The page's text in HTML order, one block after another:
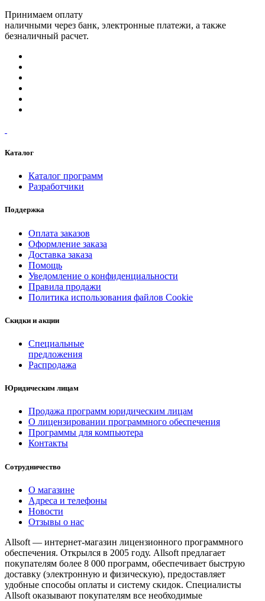
Принимаем оплату
наличными через банк, электронные платежи, а также
безналичный расчет.
Каталог
Каталог программ
Разработчики
Поддержка
Оплата заказов
Оформление заказа
Доставка заказа
Помощь
Уведомление о конфиденциальности
Правила продажи
Политика использования файлов Cookie
Скидки и акции
Специальные
предложения
Распродажа
Юридическим лицам
Продажа программ юридическим лицам
О лицензировании программного обеспечения
Программы для компьютера
Контакты
Сотрудничество
О магазине
Адреса и телефоны
Новости
Отзывы о нас
Allsoft — интернет-магазин лицензионного программного
обеспечения. Открылся в 2005 году. Allsoft предлагает
покупателям более 8 000 программ, обеспечивает быструю
доставку (электронную и физическую), предоставляет
удобные способы оплаты и систему скидок. Специалисты
Allsoft оказывают покупателям все необходимые